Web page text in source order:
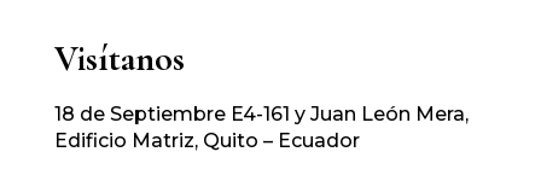
Visítanos
18 de Septiembre E4-161 y Juan León Mera,
Edificio Matriz, Quito – Ecuador